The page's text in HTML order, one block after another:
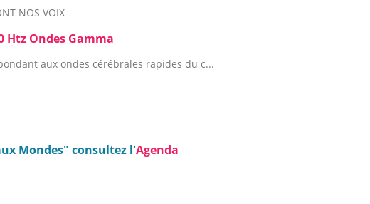
NOS VOIX
Htz Ondes Gamma
aux ondes cérébrales rapides du c...
Mondes" consultez l'Agenda